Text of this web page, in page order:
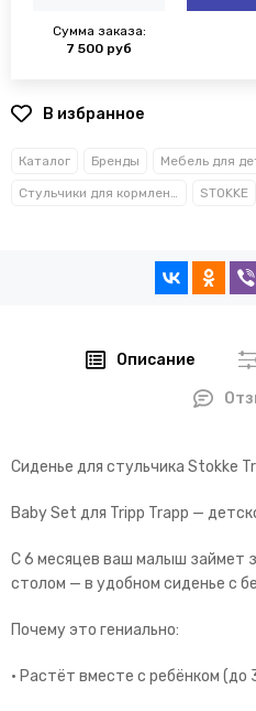
Сумма заказа:
7 500 руб
В избранное
Каталог Бренды Мебель для
Стульчики для кормления STOKKE
Описание
Сиденье для стульчика Stokke
Baby Set для Tripp Trapp —
С 6 месяцев ваш малыш займет
столом — в удобном сиденье с
Почему это гениально:
• Растёт вместе с ребёнком (до